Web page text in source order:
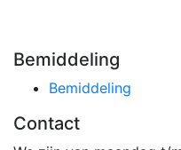
Bemiddeling
Bemiddeling
Contact